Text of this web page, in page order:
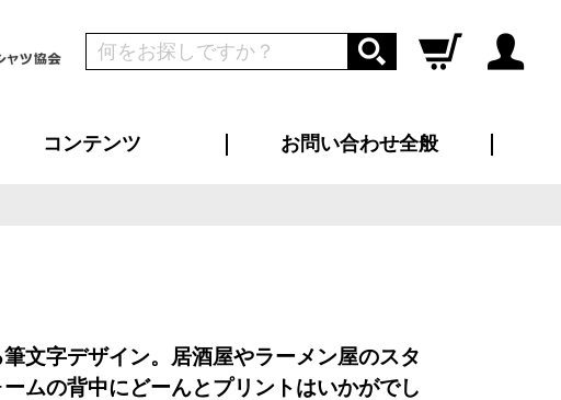
ログイン
コンテンツ お問い合わせ全般
文字デザイン。居酒屋やラーメン屋のスタ
ムの背中にどーんとプリントはいかがでし